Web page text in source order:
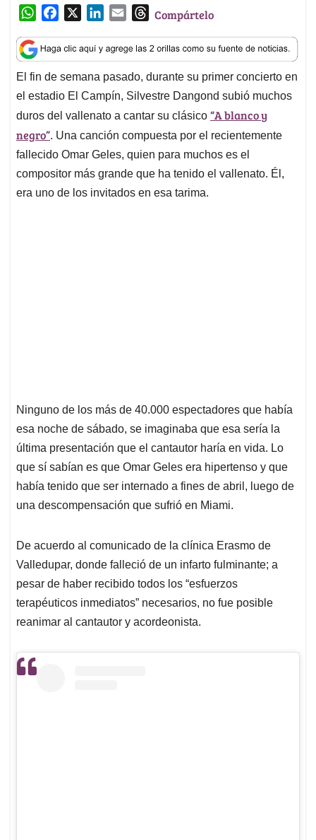
W
a
t
s
A
p
p
c
e
b
o
o
k
n
k
e
d
I
n
a
i
l
T
r
e
a
d
s
Compártelo
El fin de semana pasado, durante su primer concierto en
el estadio El Campín, Silvestre Dangond subió muchos
duros del vallenato a cantar su clásico “A blanco y
negro”. Una canción compuesta por el recientemente
fallecido Omar Geles, quien para muchos es el
compositor más grande que ha tenido el vallenato. Él,
era uno de los invitados en esa tarima.
Ninguno de los más de 40.000 espectadores que había
esa noche de sábado, se imaginaba que esa sería la
última presentación que el cantautor haría en vida. Lo
que sí sabían es que Omar Geles era hipertenso y que
había tenido que ser internado a fines de abril, luego de
una descompensación que sufrió en Miami.
De acuerdo al comunicado de la clínica Erasmo de
Valledupar, donde falleció de un infarto fulminante; a
pesar de haber recibido todos los “esfuerzos
terapéuticos inmediatos” necesarios, no fue posible
reanimar al cantautor y acordeonista.